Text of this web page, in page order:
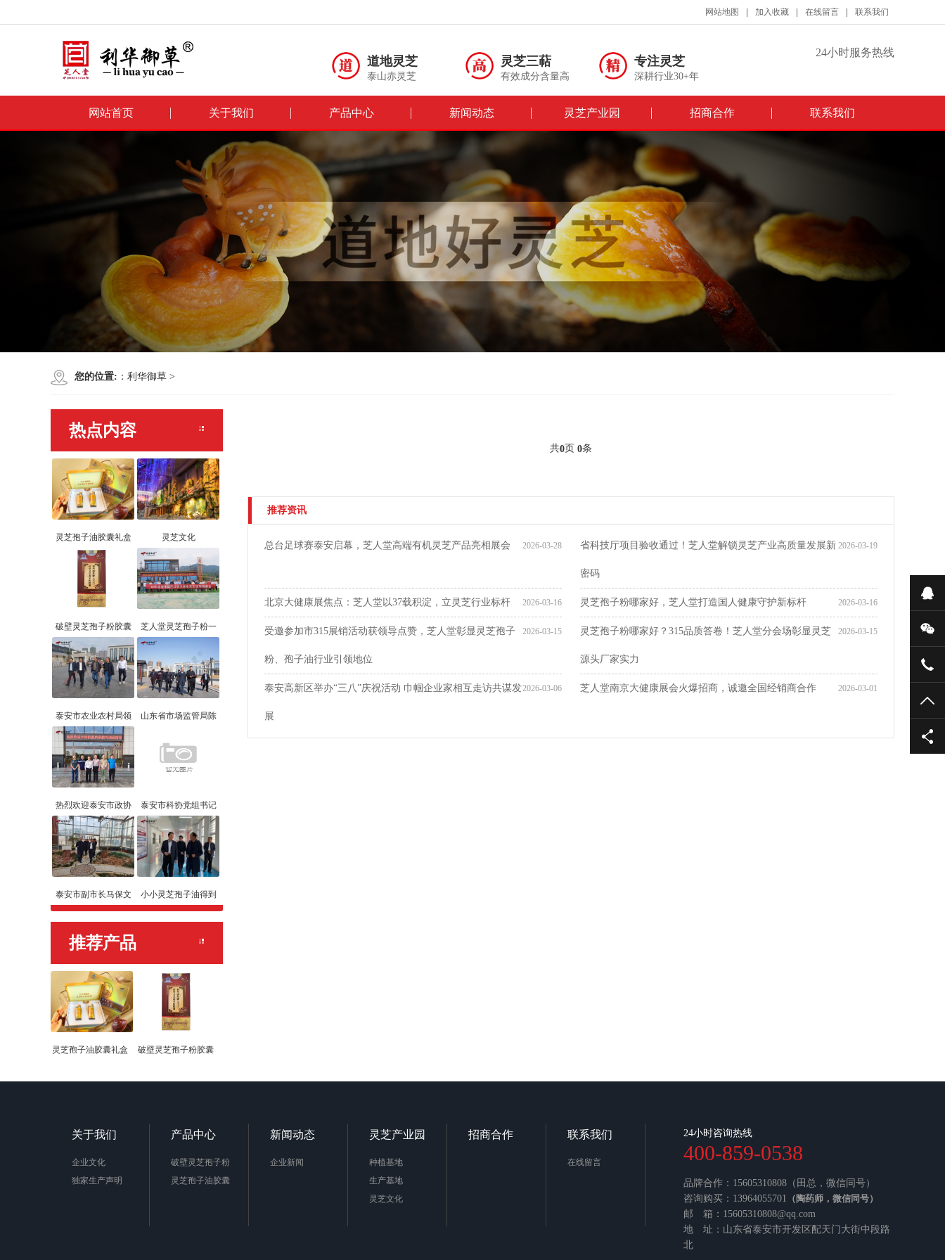
网站地图 加入收藏 在线留言 联系我们
道地灵芝
泰山赤灵芝
灵芝三萜
有效成分含量高
专注灵芝
深耕行业30+年
24小时服务热线
网站首页 关于我们 产品中心 新闻动态 灵芝产业园 招商合作 联系我们
您的位置: ： 利华御草 >
热点内容
灵芝孢子油胶囊礼盒 灵芝文化
破壁灵芝孢子粉胶囊 芝人堂灵芝孢子粉一
泰安市农业农村局领 山东省市场监管局陈
热烈欢迎泰安市政协 泰安市科协党组书记
泰安市副市长马保文 小小灵芝孢子油得到
推荐产品
灵芝孢子油胶囊礼盒 破壁灵芝孢子粉胶囊
共0页 0条
推荐资讯
2026-03-28
总台足球赛泰安启幕，芝人堂高端有机灵芝产品亮相展会 2026-03-19
省科技厅项目验收通过！芝人堂解锁灵芝产业高质量发展新
密码
2026-03-16
北京大健康展焦点：芝人堂以37载积淀，立灵芝行业标杆 2026-03-16
灵芝孢子粉哪家好，芝人堂打造国人健康守护新标杆
2026-03-15
受邀参加市315展销活动获领导点赞，芝人堂彰显灵芝孢子
粉、孢子油行业引领地位
2026-03-15
灵芝孢子粉哪家好？315品质答卷！芝人堂分会场彰显灵芝
源头厂家实力
2026-03-06
泰安高新区举办“三八”庆祝活动 巾帼企业家相互走访共谋发
展
2026-03-01
芝人堂南京大健康展会火爆招商，诚邀全国经销商合作
关于我们
企业文化
独家生产声明
产品中心
破壁灵芝孢子粉
灵芝孢子油胶囊
新闻动态
企业新闻
灵芝产业园
种植基地
生产基地
灵芝文化
招商合作 联系我们
在线留言
24小时咨询热线
400-859-0538
品牌合作：15605310808（田总，微信同号）
咨询购买：13964055701 （陶药师，微信同号）
邮 箱：15605310808@qq.com
地 址：山东省泰安市开发区配天门大街中段路
北
在
微